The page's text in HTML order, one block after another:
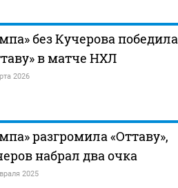
без Кучерова победила
в матче НХЛ
2026
разгромила «Оттаву»,
набрал два очка
2025